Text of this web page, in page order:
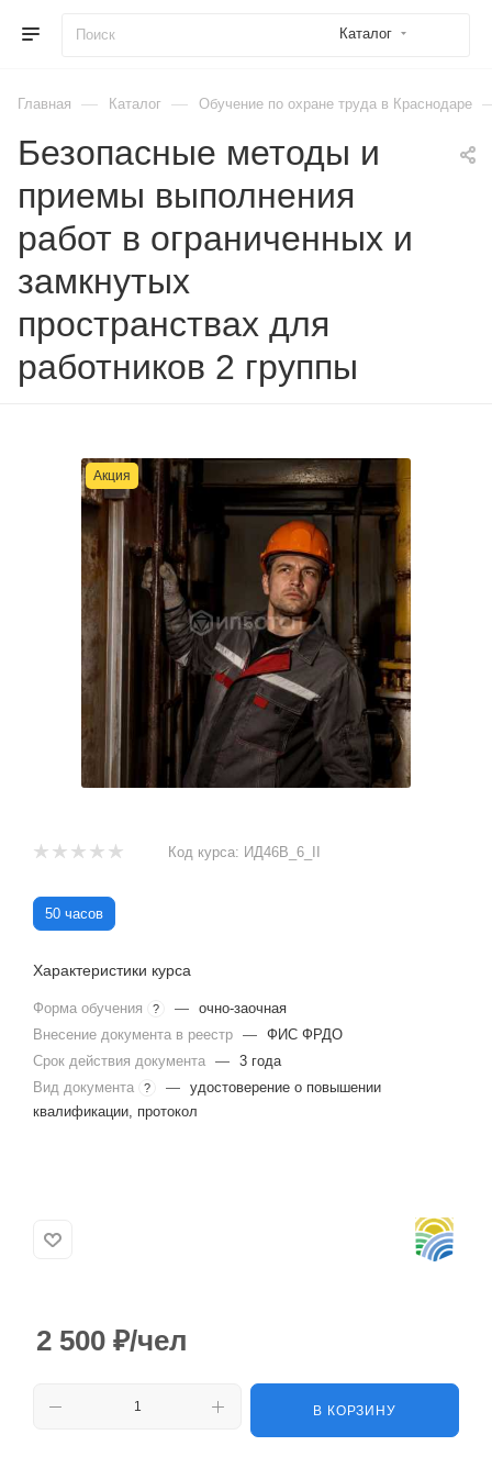
Каталог
Главная — Каталог — Обучение по охране труда в Краснодаре
Безопасные методы и
приемы выполнения
работ в ограниченных и
замкнутых
пространствах для
работников 2 группы
Акция
Код курса: ИД46В_6_II
50 часов
Характеристики курса
Форма обучения ? — очно-заочная
Внесение документа в реестр — ФИС ФРДО
Срок действия документа — 3 года
Вид документа
? — удостоверение о повышении
квалификации, протокол
2 500 ₽/чел
В КОРЗИНУ